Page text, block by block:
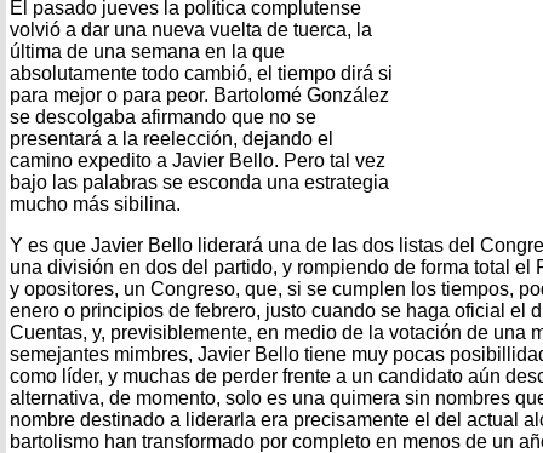
El pasado jueves la política complutense
volvió a dar una nueva vuelta de tuerca, la
última de una semana en la que
absolutamente todo cambió, el tiempo dirá si
para mejor o para peor. Bartolomé González
se descolgaba afirmando que no se
presentará a la reelección, dejando el
camino expedito a Javier Bello. Pero tal vez
bajo las palabras se esconda una estrategia
mucho más sibilina.
Y es que Javier Bello liderará una de las dos listas del
una división en dos del partido, y rompiendo de forma total el
y opositores, un Congreso, que, si se cumplen los tiempos,
enero o principios de febrero, justo cuando se haga oficial el
Cuentas, y, previsiblemente, en medio de la votación de una
semejantes mimbres, Javier Bello tiene muy pocas
como líder, y muchas de perder frente a un candidato aún
alternativa, de momento, solo es una quimera sin nombres
nombre destinado a liderarla era precisamente el del actual
bartolismo han transformado por completo en menos de un